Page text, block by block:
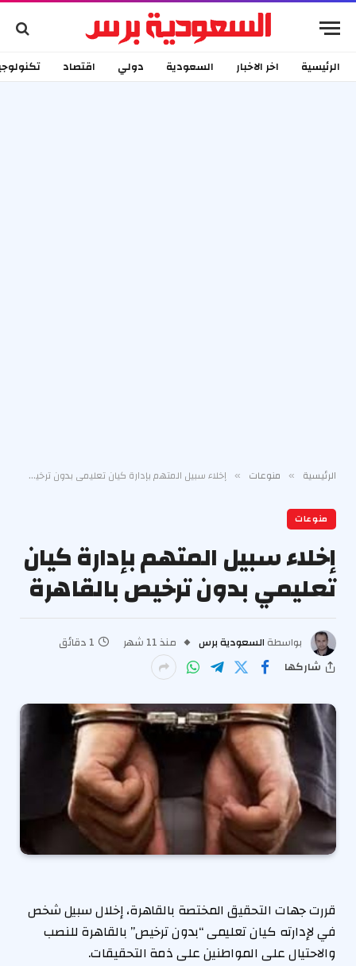
الرئيسية اخر الاخبار السعودية دولي اقتصاد
الرئيسية » منوعات » إخلاء سبيل المتهم بإدارة كيان تعليمي بدون ترخيص بالقاهرة
منوعات
إخلاء سبيل المتهم بإدارة كيان
تعليمي بدون ترخيص بالقاهرة
بواسطة السعودية برس منذ 11 شهر
1 دقائق
شاركها
قررت جهات التحقيق المختصة بالقاهرة، إخلال سبيل شخص
في لإدارته كيان تعليمى “بدون ترخيص” بالقاهرة للنصب
والاحتيال على المواطنين على ذمة التحقيقات.